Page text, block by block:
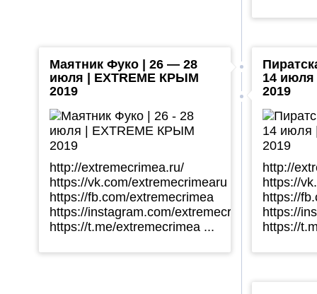
14
2019
http://
https://
https://
https://
https://
Маятник Фуко | 26 — 28
июля | EXTREME КРЫМ
2019
http://extremecrimea.ru/
https://vk.com/extremecrimearu
https://fb.com/extremecrimea
https://instagram.com/extremecrimea
https://t.me/extremecrimea ...